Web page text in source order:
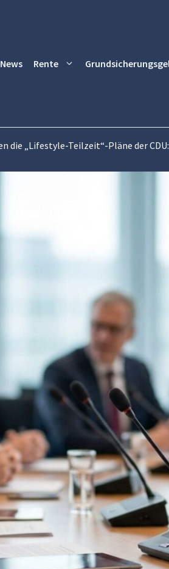
News Rente
die „Lifestyle-Teilzeit“-Pläne der